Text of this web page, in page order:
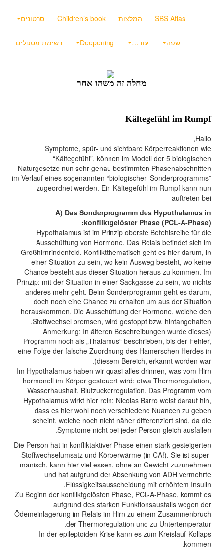
סרטונים Children’s book המלצות SBS Atlas
רשימת מטפלים Deepening עוד… שפה
מחלה זה משהו אחר
Kältegefühl im Rumpf
Hallo,
Symptome, spür- und sichtbare Körperreaktionen wie
“Kältegefühl”, können im Modell der 5 biologischen
Naturgesetze nun sehr genau bestimmten Phasenabschnitten
im Verlauf eines sogenannten “biologischen Sonderprogramms”
zugeordnet werden. Ein Kältegefühl im Rumpf kann nun
auftreten bei
A) Das Sonderprogramm des Hypothalamus in
konfliktgelöster Phase (PCL-A-Phase):
Hypothalamus ist im Prinzip oberste Befehlsreihe für die
Ausschüttung von Hormone. Das Relais befindet sich im
Großhirnrindenfeld. Konfliktthematisch geht es hier darum, in
einer Situation zu sein, wo kein Ausweg besteht, wo keine
Chance besteht aus dieser Situation heraus zu kommen. Im
Prinzip: mit der Situation in einer Sackgasse zu sein, wo nichts
anderes mehr geht. Beim Sonderprogramm geht es darum,
doch noch eine Chance zu erhalten um aus der Situation
herauskommen. Die Ausschüttung der Hormone, welche den
Stoffwechsel bremsen, wird gestoppt bzw. hintangehalten.
(Anmerkung: In älteren Beschreibungen wurde dieses
Programm noch als „Thalamus“ beschrieben, bis der Fehler,
eine Folge der falsche Zuordnung des Hamerschen Herdes in
diesem Bereich, erkannt worden war).
Im Hypothalamus haben wir quasi alles drinnen, was vom Hirn
hormonell im Körper gesteuert wird: etwa Thermoregulation,
Wasserhaushalt, Blutzuckerregulation. Das Programm vom
Hypothalamus wirkt hier rein; Nicolas Barro weist darauf hin,
dass es hier wohl noch verschiedene Nuancen zu geben
scheint, welche noch nicht näher differenziert sind, da die
Symptome nicht bei jeder Person gleich ausfallen.
Die Person hat in konfliktaktiver Phase einen stark gesteigerten
Stoffwechselumsatz und Körperwärme (in CA!). Sie ist super-
manisch, kann hier viel essen, ohne an Gewicht zuzunehmen
und hat aufgrund der Absenkung von ADH vermehrte
Flüssigkeitsausscheidung mit erhöhtem Insulin.
Zu Beginn der konfliktgelösten Phase, PCL-A-Phase, kommt es
aufgrund des starken Funktionsausfalls wegen der
Ödemeinlagerung im Relais im Hirn zu einem Zusammenbruch
der Thermoregulation und zu Untertemperatur.
In der epileptoiden Krise kann es zum Kreislauf-Kollaps
kommen.